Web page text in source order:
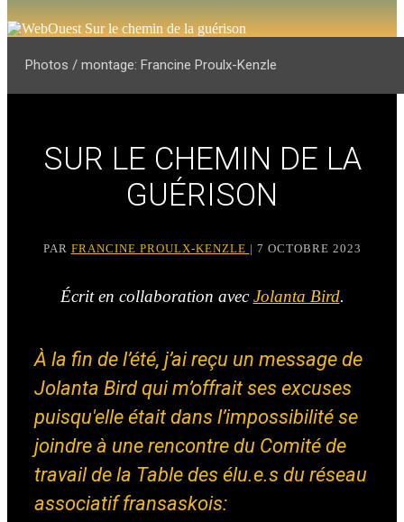
Photos / montage: Francine Proulx-Kenzle
SUR LE CHEMIN DE LA
GUÉRISON
PAR FRANCINE PROULX-KENZLE | 7 OCTOBRE 2023
Écrit en collaboration avecJolanta Bird.
À la fin de l’été, j’ai reçu un message de
Jolanta Bird qui m’offrait ses excuses
puisqu'elle était dans l’impossibilité se
joindre à une rencontre du Comité de
travail de la Table des élu.e.s du réseau
associatif fransaskois: